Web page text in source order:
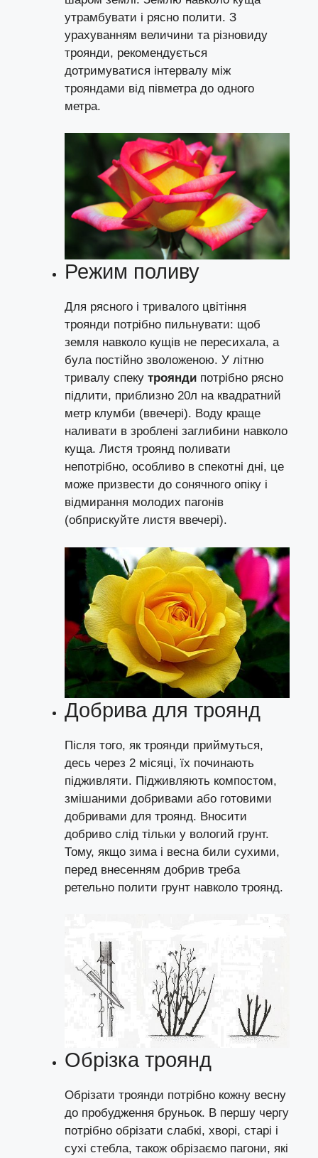
утрамбувати і рясно полити. З
урахуванням величини та різновиду
троянди, рекомендується
дотримуватися інтервалу між
трояндами від півметра до одного
метра.
Режим поливу
Для рясного і тривалого цвітіння
троянди потрібно пильнувати: щоб
земля навколо кущів не пересихала, а
була постійно зволоженою. У літню
тривалу спеку троянди потрібно рясно
підлити, приблизно 20л на квадратний
метр клумби (ввечері). Воду краще
наливати в зроблені заглибини навколо
куща. Листя троянд поливати
непотрібно, особливо в спекотні дні, це
може призвести до сонячного опіку і
відмирання молодих пагонів
(обприскуйте листя ввечері).
Добрива для троянд
Після того, як троянди приймуться,
десь через 2 місяці, їх починають
підживляти. Підживляють компостом,
змішаними добривами або готовими
добривами для троянд. Вносити
добриво слід тільки у вологий грунт.
Тому, якщо зима і весна били сухими,
перед внесенням добрив треба
ретельно полити грунт навколо троянд.
Обрізка троянд
Обрізати троянди потрібно кожну весну
до пробудження бруньок. В першу чергу
потрібно обрізати слабкі, хворі, старі і
сухі стебла, також обрізаємо пагони, які